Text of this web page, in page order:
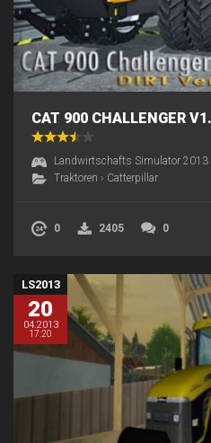
CAT 900 CHALLENGER
Landwirtschafts Simulator 2013
Traktoren › Catterpillar
0 2405 0
LS2013
20
04.2013
17:20